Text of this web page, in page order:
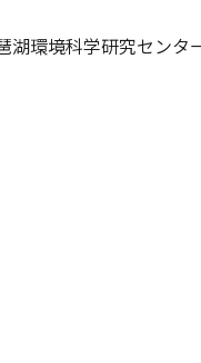
湖環境科学研究センタ